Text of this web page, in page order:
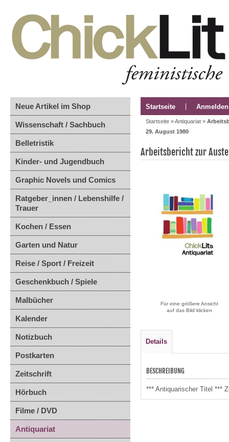
Neue Artikel im Shop
Wissenschaft / Sachbuch
Belletristik
Kinder- und Jugendbuch
Graphic Novels und Comics
Ratgeber_innen / Lebenshilfe /
Trauer
Kochen / Essen
Garten und Natur
Reise / Sport / Freizeit
Geschenkbuch / Spiele
Malbücher
Kalender
Notizbuch
Postkarten
Zeitschrift
Hörbuch
Filme / DVD
Antiquariat
Startseite Anmelden
Startseite »Antiquariat »
29. August 1980
Arbeitsbericht zur
Für eine größere Ansicht
auf das Bild klicken
Details
BESCHREIBUNG
*** Antiquarischer Titel ***